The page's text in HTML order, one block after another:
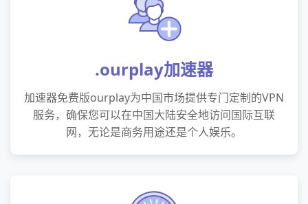
.ourplay加速器
加速器免费版ourplay为中国市场提供专门定制的VPN
服务，确保您可以在中国大陆安全地访问国际互联
网，无论是商务用途还是个人娱乐。